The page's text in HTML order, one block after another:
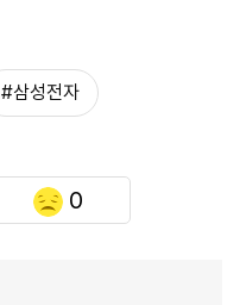
#삼성전자
0